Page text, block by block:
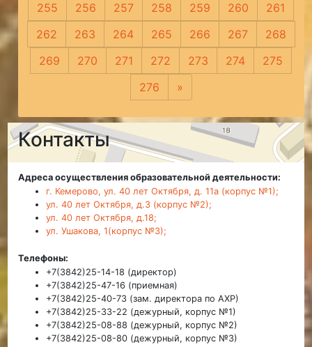
255
256 257 258 259 260
261
262
263 264 265 266 267
268
269
270 271 272 273 274
275
276
»
Контакты
Адреса осуществления образовательной деятельности:
г. Кемерово, ул. 40 лет Октября, д. 11а (корпус №1);
ул. 40 лет Октября, д.3 (корпус №2);
ул. 40 лет Октября, д.18;
ул. Ушакова, 1(корпус №3);
Телефоны:
+7(3842)25-14-18 (директор)
+7(3842)25-47-16 (приемная)
+7(3842)25-40-73 (зам. директора по АХР)
+7(3842)25-33-22 (дежурный, корпус №1)
+7(3842)25-08-88 (дежурный, корпус №2)
+7(3842)25-08-80 (дежурный, корпус №3)